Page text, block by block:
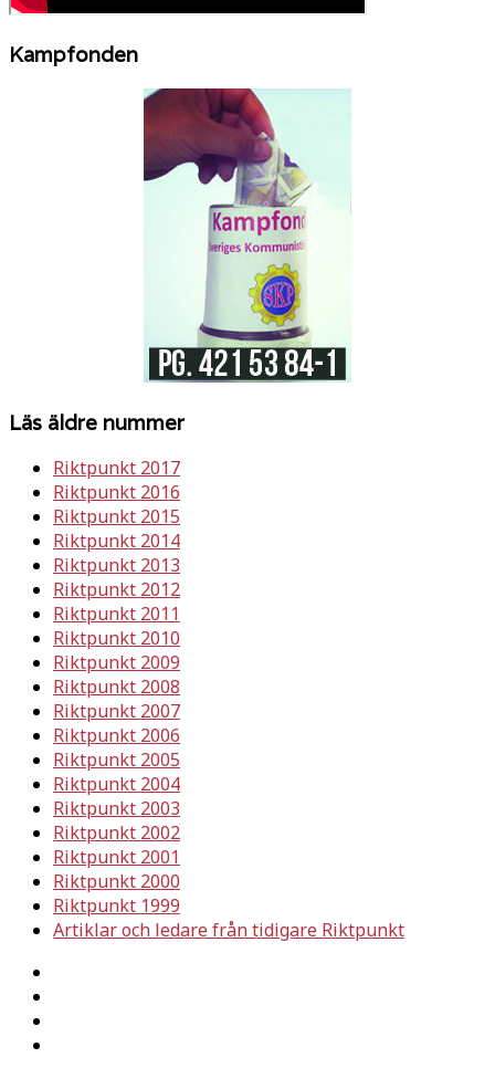
Kampfonden
Läs äldre nummer
Riktpunkt 2017
Riktpunkt 2016
Riktpunkt 2015
Riktpunkt 2014
Riktpunkt 2013
Riktpunkt 2012
Riktpunkt 2011
Riktpunkt 2010
Riktpunkt 2009
Riktpunkt 2008
Riktpunkt 2007
Riktpunkt 2006
Riktpunkt 2005
Riktpunkt 2004
Riktpunkt 2003
Riktpunkt 2002
Riktpunkt 2001
Riktpunkt 2000
Riktpunkt 1999
Artiklar och ledare från tidigare Riktpunkt